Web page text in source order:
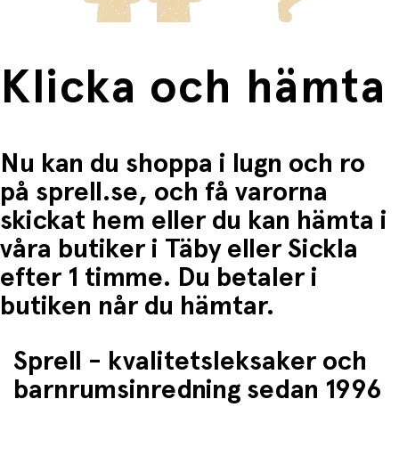
Klicka och hämta
Nu kan du shoppa i lugn och ro
på sprell.se, och få varorna
skickat hem eller du kan hämta i
våra butiker i Täby eller Sickla
efter 1 timme. Du betaler i
butiken når du hämtar.
Sprell - kvalitetsleksaker och
barnrumsinredning sedan 1996